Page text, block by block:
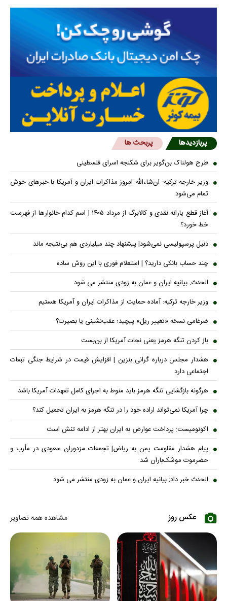
پربازدیدها پربحث ها
طرح هولناک بن‌گویر برای شکنجه اسرای فلسطینی
وزیر خارجه ترکیه: ان‌شاءالله امروز مذاکرات ایران و آمریکا با خبرهای خوش
تمام می‌شود
آغاز قطع یارانه نقدی و کالابرگ از مرداد ۱۴۰۵ | اسم کدام خانوار‌ها از فهرست
خط خورد؟
دنیل پرسپولیسی نمی‌شود| پیشنهاد چند میلیاردی هم بی‌نتیجه ماند
چند حساب بانکی دارید؟ | استعلام فوری با این روش ساده
الحدث: بیانیه ایران و عمان به زودی منتشر می شود
وزیر خارجه ترکیه: آماده حمایت از مذاکرات ایران و آمریکا هستیم
ضرغامی نسخه «تغییر ریل» پیچید؛ عقب‌نشینی یا بصیرت؟
باز کردن تنگه هرمز یعنی نجات آمریکا از بن‌بست
هشدار مجلس درباره گرانی بنزین | افزایش قیمت در شرایط جنگی تبعات
اجتماعی دارد
هرگونه بازگشایی تنگه هرمز باید منوط به اجرای کامل تعهدات آمریکا باشد
چرا آمریکا نمی‌تواند اراده خود را در تنگه هرمز به ایران تحمیل کند؟
اکونومیست: پرداخت عوارض به ایران بهتر از ادامه تنش است
پیام هشدار مقاومت یمن به ریاض| تجمعات مزدوران سعودی در مأرب و
حضرموت موشک‌باران شد
الحدث خبر داد: بیانیه ایران و عمان به زودی منتشر می شود
عکس روز مشاهده همه تصاویر